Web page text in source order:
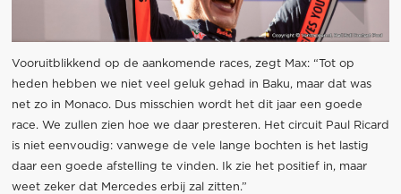
Vooruitblikkend op de aankomende races, zegt Max: “Tot op
heden hebben we niet veel geluk gehad in Baku, maar dat was
net zo in Monaco. Dus misschien wordt het dit jaar een goede
race. We zullen zien hoe we daar presteren. Het circuit Paul Ricard
is niet eenvoudig: vanwege de vele lange bochten is het lastig
daar een goede afstelling te vinden. Ik zie het positief in, maar
weet zeker dat Mercedes erbij zal zitten.”